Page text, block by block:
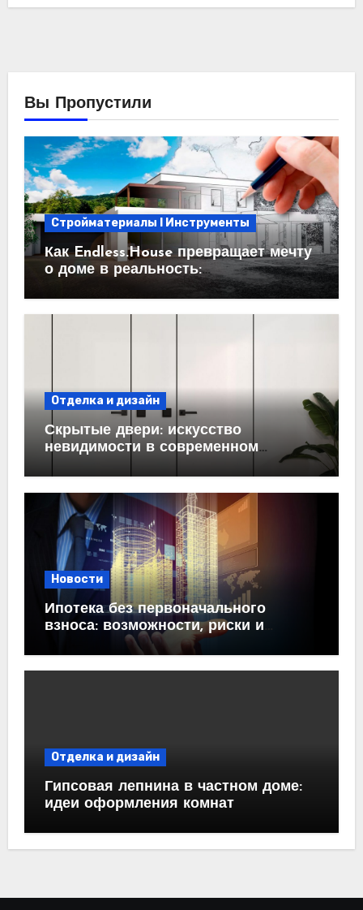
Вы Пропустили
Стройматериалы l Инструменты
Как Endless.House превращает мечту
о доме в реальность:
проектирование под ключ
Отделка и дизайн
Скрытые двери: искусство
невидимости в современном
Новости
Ипотека без первоначального
взноса: возможности, риски и
практические рекомендации<
Отделка и дизайн
Гипсовая лепнина в частном доме:
идеи оформления комнат